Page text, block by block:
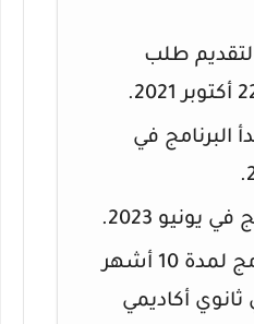
لتقديم طلب
البرنامج في
يونيو 2023.
سيستمر البرنامج لمدة 10 أشهر
أكاديمي